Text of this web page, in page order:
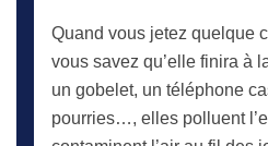
Quand vous jetez quelque
vous savez qu’elle finira à
un gobelet, un téléphone
pourries…, elles polluent